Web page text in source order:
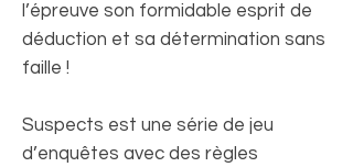
l’épreuve son formidable esprit de
déduction et sa détermination sans
faille !
Suspects est une série de jeu
d’enquêtes avec des règles